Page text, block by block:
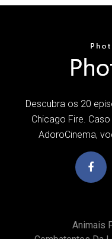
Descubra os 20
Chicago Fire.
AdoroCinema,
Animais